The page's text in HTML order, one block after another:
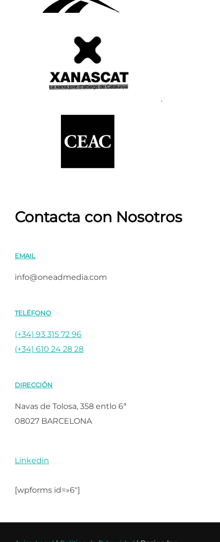
Contacta con Nosotros
EMAIL
info@oneadmedia.com
TELÉFONO
(+34) 93 315 72 96
(+34) 610 24 28 28
DIRECCIÓN
Navas de Tolosa, 358 entlo 6ª
08027 BARCELONA
Linkedin
[wpforms id=»6″]